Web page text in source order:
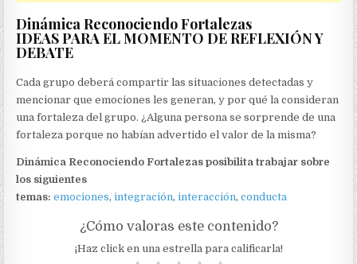
Dinámica Reconociendo Fortalezas
IDEAS PARA EL MOMENTO DE REFLEXIÓN Y
DEBATE
Cada grupo deberá compartir las situaciones detectadas y
mencionar que emociones les generan, y por qué la consideran
una fortaleza del grupo. ¿Alguna persona se sorprende de una
fortaleza porque no habían advertido el valor de la misma?
Dinámica Reconociendo Fortalezas posibilita trabajar sobre
los siguientes
temas:emociones,integración,interacción,conducta
¿Cómo valoras este contenido?
¡Haz click en una estrella para calificarla!